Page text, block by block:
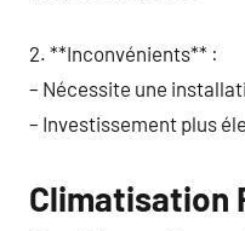
2. **Inconvénients** :
– Nécessite une
– Investissement plus
Climatisation